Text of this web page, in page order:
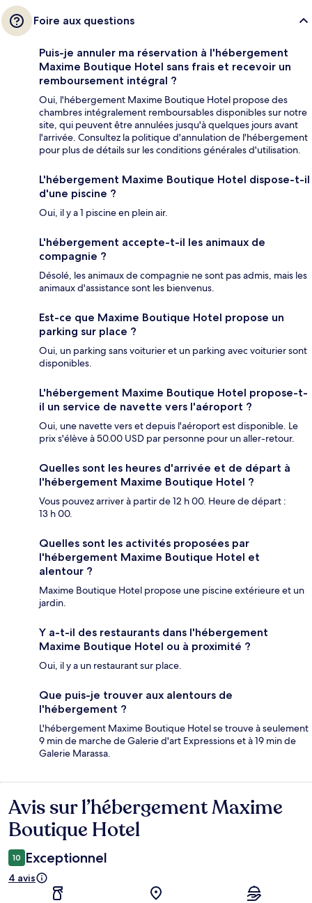
Foire aux questions
Puis-je annuler ma réservation à l'hébergement
Maxime Boutique Hotel sans frais et recevoir un
remboursement intégral ?
Oui, l'hébergement Maxime Boutique Hotel propose des
chambres intégralement remboursables disponibles sur notre
site, qui peuvent être annulées jusqu'à quelques jours avant
l'arrivée. Consultez la politique d'annulation de l'hébergement
pour plus de détails sur les conditions générales d'utilisation.
L'hébergement Maxime Boutique Hotel dispose-t-il
d'une piscine ?
Oui, il y a 1 piscine en plein air.
L'hébergement accepte-t-il les animaux de
compagnie ?
Désolé, les animaux de compagnie ne sont pas admis, mais les
animaux d'assistance sont les bienvenus.
Est-ce que Maxime Boutique Hotel propose un
parking sur place ?
Oui, un parking sans voiturier et un parking avec voiturier sont
disponibles.
L'hébergement Maxime Boutique Hotel propose-t-
il un service de navette vers l'aéroport ?
Oui, une navette vers et depuis l'aéroport est disponible. Le
prix s'élève à 50.00 USD par personne pour un aller-retour.
Quelles sont les heures d'arrivée et de départ à
l'hébergement Maxime Boutique Hotel ?
Vous pouvez arriver à partir de 12 h 00. Heure de départ :
13 h 00.
Quelles sont les activités proposées par
l'hébergement Maxime Boutique Hotel et
alentour ?
Maxime Boutique Hotel propose une piscine extérieure et un
jardin.
Y a-t-il des restaurants dans l'hébergement
Maxime Boutique Hotel ou à proximité ?
Oui, il y a un restaurant sur place.
Que puis-je trouver aux alentours de
l'hébergement ?
L'hébergement Maxime Boutique Hotel se trouve à seulement
9 min de marche de Galerie d'art Expressions et à 19 min de
Galerie Marassa.
Avis
Avis sur l’hébergement Maxime
Boutique Hotel
10 Exceptionnel
4 avis